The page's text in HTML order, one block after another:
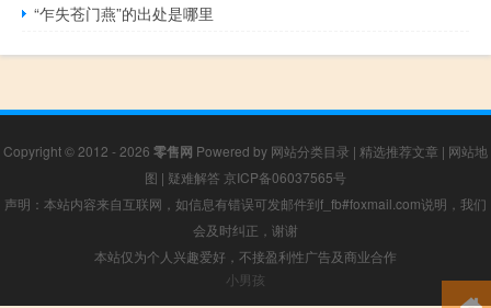
“乍失苍门燕”的出处是哪里
Copyright © 2012 - 2026 零售网 Powered by 网站分类目录 | 精选推荐文章 | 网站地
图 | 疑难解答 京ICP备06037565号
声明：本站内容来自互联网，如信息有错误可发邮件到f_fb#foxmail.com说明，我们
会及时纠正，谢谢
本站仅为个人兴趣爱好，不接盈利性广告及商业合作
小男孩